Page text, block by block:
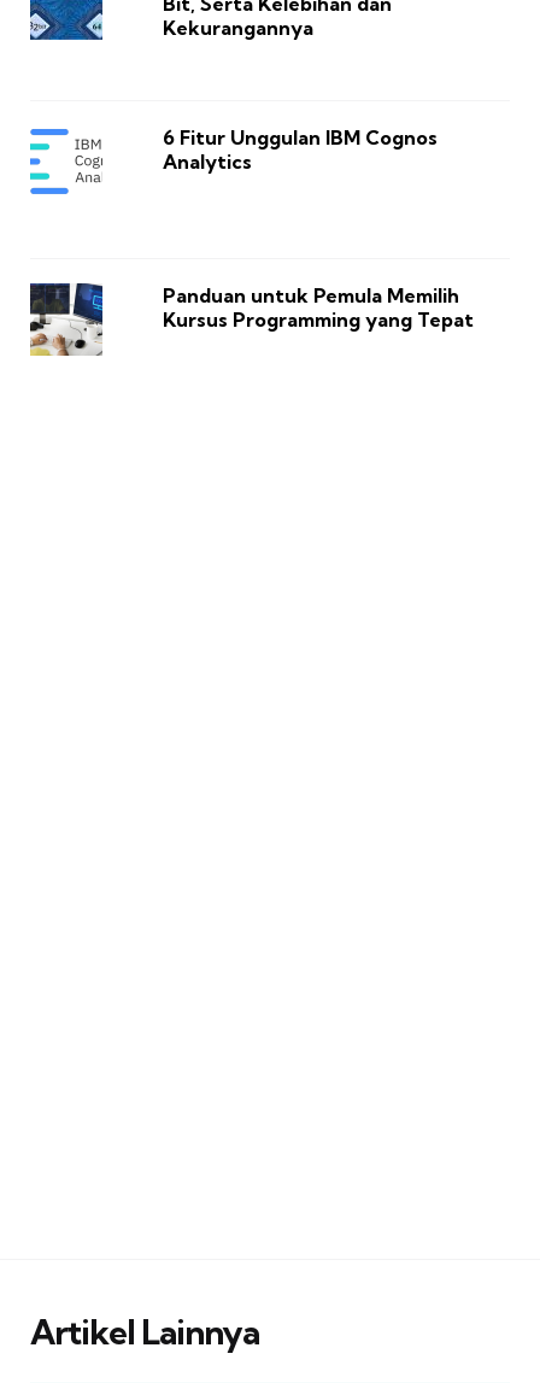
Kekurangannya
6 Fitur Unggulan IBM Cognos
Analytics
Panduan untuk Pemula Memilih
Kursus Programming yang Tepat
Artikel Lainnya